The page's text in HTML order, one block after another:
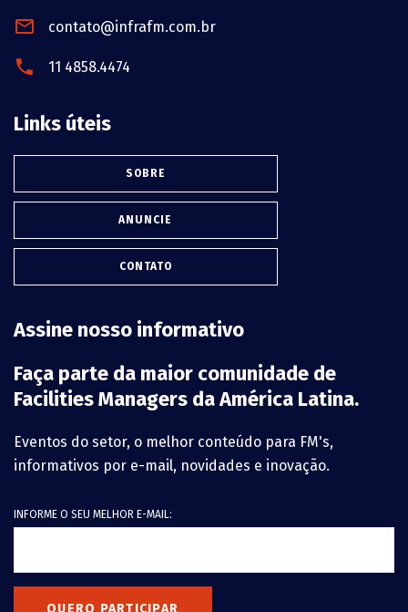
contato@infrafm.com.br
11 4858.4474
Links úteis
SOBRE
ANUNCIE
CONTATO
Assine nosso informativo
Faça parte da maior comunidade de
Facilities Managers da América Latina.
Eventos do setor, o melhor conteúdo para FM's,
informativos por e-mail, novidades e inovação.
INFORME O SEU MELHOR E-MAIL:
QUERO PARTICIPAR